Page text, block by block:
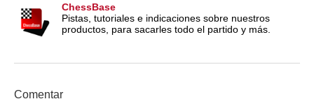
ChessBase
Pistas, tutoriales e indicaciones sobre nuestros
productos, para sacarles todo el partido y más.
Comentar